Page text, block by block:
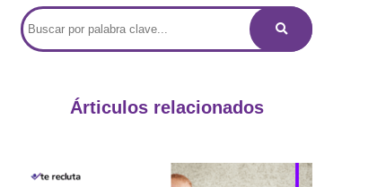
Árticulos relacionados